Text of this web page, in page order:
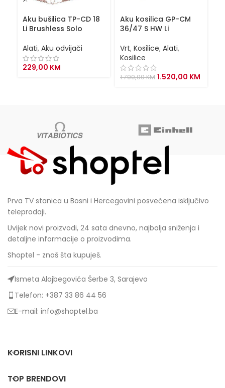
Aku bušilica TP-CD 18
Li Brushless Solo
Alati, Aku odvijači
229,00 KM
Aku kosilica GP-CM
36/47 S HW Li
Vrt, Kosilice, Alati,
Kosilice
1.790,00KM Original
1.520,00 KM
Prva TV stanica u Bosni i Hercegovini posvećena isključivo
teleprodaji.
Uvijek novi proizvodi, 24 sata dnevno, najbolja sniženja i
detaljne informacije o proizvodima.
Shoptel - znaš šta kupuješ.
Ismeta Alajbegovića Šerbe 3, Sarajevo
Telefon: +387 33 86 44 56
E-mail: info@shoptel.ba
KORISNI LINKOVI
TOP BRENDOVI